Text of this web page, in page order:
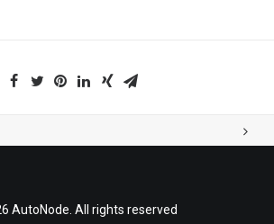
AutoNode. All rights reserved